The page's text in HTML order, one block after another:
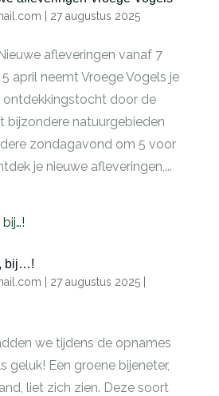
27 augustus 2025
afleveringen vanaf 7
april neemt Vroege Vogels je
ontdekkingstocht door de
bijzondere natuurgebieden
zondagavond om 5 voor
je nieuwe afleveringen,...
bij…!
27 augustus 2025|
we tijdens de opnames
geluk! Een groene bijeneter,
liet zich zien. Deze soort